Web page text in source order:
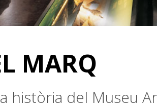
MARQ
història del Museu